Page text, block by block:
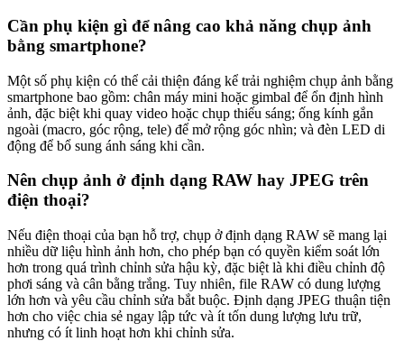
Cần phụ kiện gì để nâng cao khả năng chụp ảnh
bằng smartphone?
Một số phụ kiện có thể cải thiện đáng kể trải nghiệm chụp ảnh bằng
smartphone bao gồm: chân máy mini hoặc gimbal để ổn định hình
ảnh, đặc biệt khi quay video hoặc chụp thiếu sáng; ống kính gắn
ngoài (macro, góc rộng, tele) để mở rộng góc nhìn; và đèn LED di
động để bổ sung ánh sáng khi cần.
Nên chụp ảnh ở định dạng RAW hay JPEG trên
điện thoại?
Nếu điện thoại của bạn hỗ trợ, chụp ở định dạng RAW sẽ mang lại
nhiều dữ liệu hình ảnh hơn, cho phép bạn có quyền kiểm soát lớn
hơn trong quá trình chỉnh sửa hậu kỳ, đặc biệt là khi điều chỉnh độ
phơi sáng và cân bằng trắng. Tuy nhiên, file RAW có dung lượng
lớn hơn và yêu cầu chỉnh sửa bắt buộc. Định dạng JPEG thuận tiện
hơn cho việc chia sẻ ngay lập tức và ít tốn dung lượng lưu trữ,
nhưng có ít linh hoạt hơn khi chỉnh sửa.